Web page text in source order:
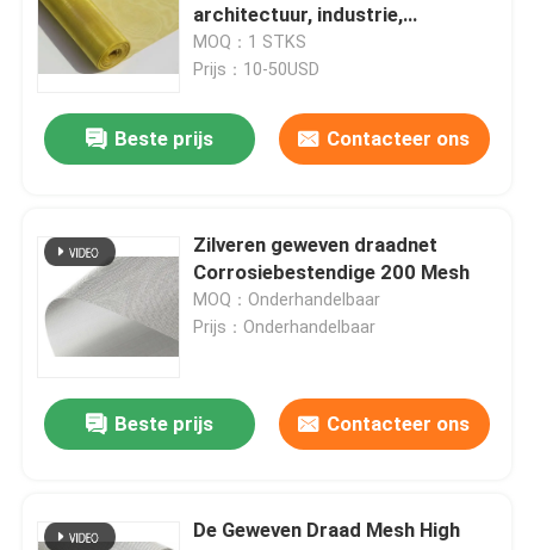
Gelaste Staalgrating
gabionmanden
Het Net van de helikopterdekveiligheid
Schermmaas voor mijnbouw
Legeringsdraad
architectuur, industrie,
chemische gebieden
MOQ：1 STKS
Prijs：10-50USD
Beste prijs Contacteer ons
Zilveren geweven draadnet
Corrosiebestendige 200 Mesh
MOQ：Onderhandelbaar
Prijs：Onderhandelbaar
Beste prijs Contacteer ons
De Geweven Draad Mesh High